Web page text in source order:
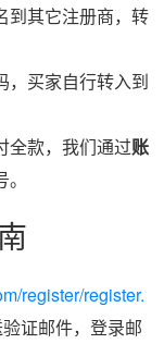
到其它注册商，转
，买家自行转入到
全款，我们通过账
register/register.
证邮件，登录邮